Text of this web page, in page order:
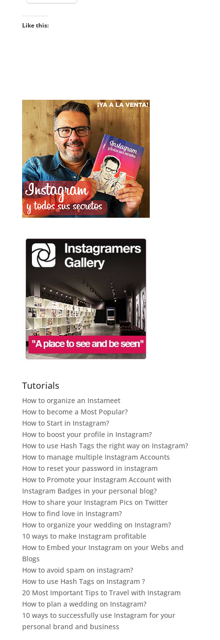
Like this:
Tutorials
How to organize an Instameet
How to become a Most Popular?
How to Start in Instagram?
How to boost your profile in Instagram?
How to use Hash Tags the right way on Instagram?
How to manage multiple Instagram Accounts
How to reset your password in instagram
How to Promote your Instagram Account with
Instagram Badges in your personal blog?
How to share your Instagram Pics on Twitter
How to find love in Instagram?
How to organize your wedding on Instagram?
10 ways to make Instagram profitable
How to Embed your Instagram on your Webs and
Blogs
How to avoid spam on instagram?
How to use Hash Tags on Instagram ?
20 Most Important Tips to Travel with Instagram
How to plan a wedding on Instagram?
10 ways to successfully use Instagram for your
personal brand and business